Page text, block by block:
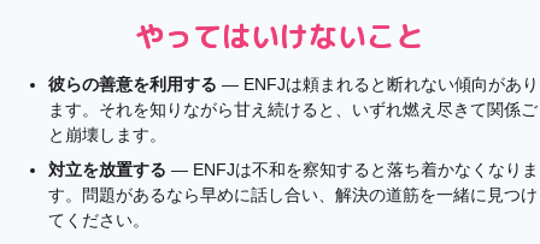
やってはいけないこと
彼らの善意を利用する — ENFJは頼まれると断れない傾向があり
ます。それを知りながら甘え続けると、いずれ燃え尽きて関係ご
と崩壊します。
対立を放置する — ENFJは不和を察知すると落ち着かなくなりま
す。問題があるなら早めに話し合い、解決の道筋を一緒に見つけ
てください。